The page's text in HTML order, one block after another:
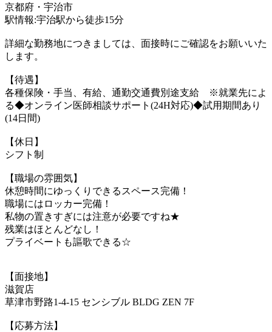
京都府・宇治市
駅情報:宇治駅から徒歩15分
詳細な勤務地につきましては、面接時にご確認をお願いいた
します。
【待遇】
各種保険・手当、有給、通勤交通費別途支給 ※就業先によ
る◆オンライン医師相談サポート(24H対応)◆試用期間あり
(14日間)
【休日】
シフト制
【職場の雰囲気】
休憩時間にゆっくりできるスペース完備！
職場にはロッカー完備！
私物の置きすぎには注意が必要ですね★
残業はほとんどなし！
プライベートも謳歌できる☆
【面接地】
滋賀店
草津市野路1-4-15 センシブル BLDG ZEN 7F
【応募方法】